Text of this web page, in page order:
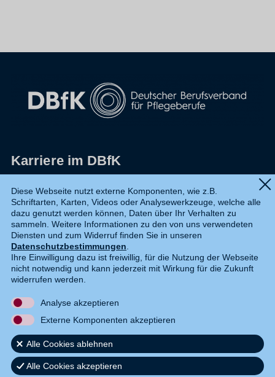
Karriere im DBfK
Datenschutz
Shop
Widerruf
Kontakt
DE EN
Diese Webseite nutzt externe Komponenten, wie z.B.
Schriftarten, Karten, Videos oder Analysewerkzeuge, welche alle
dazu genutzt werden können, Daten über Ihr Verhalten zu
sammeln. Weitere Informationen zu den von uns verwendeten
Diensten und zum Widerruf finden Sie in unseren
Datenschutzbestimmungen.
Ihre Einwilligung dazu ist freiwillig, für die Nutzung der Webseite
nicht notwendig und kann jederzeit mit Wirkung für die Zukunft
widerrufen werden.
Analyse akzeptieren
Externe Komponenten akzeptieren
Alle Cookies ablehnen
Alle Cookies akzeptieren